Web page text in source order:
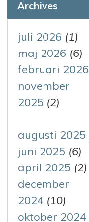
i f
t
e
r
:
Archives
juli 2026 (1)
maj 2026 (6)
februari 2026
november
2025 (2)
augusti 2025
juni 2025 (6)
april 2025 (2)
december
2024 (10)
oktober 2024